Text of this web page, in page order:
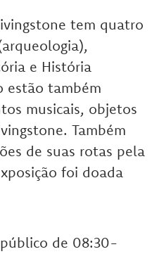
tem quatro
e História
estão também
musicais, objetos
Também
de suas rotas pela
foi doada
de 08:30-